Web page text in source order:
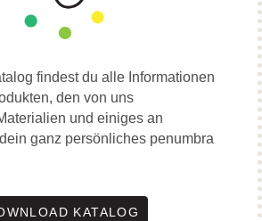
findest du alle Informationen
den von uns
und einiges an
ganz persönliches penumbra
KATALOG